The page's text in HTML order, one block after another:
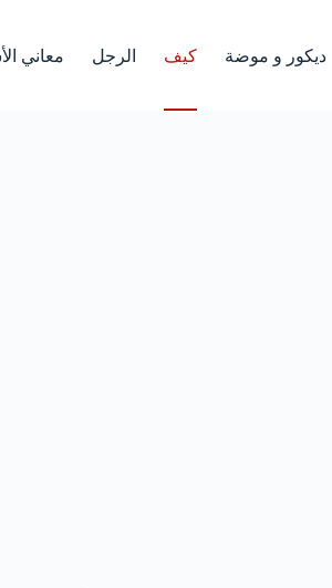
ديكور و موضة كيف الرجل معاني